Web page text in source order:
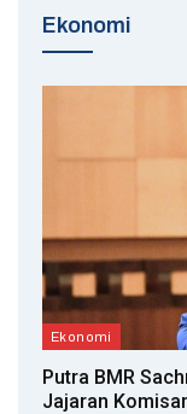
Ekonomi
Ekonomi
Putra BMR
Jajaran